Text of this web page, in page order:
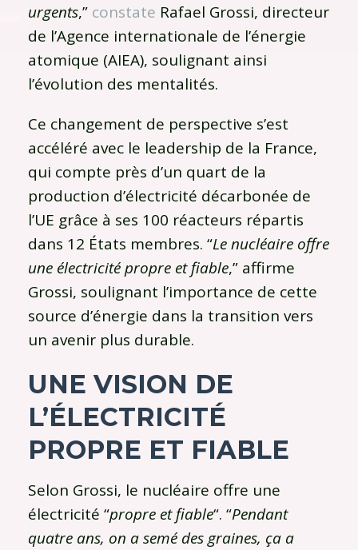
urgents,” constate Rafael Grossi, directeur
de l’Agence internationale de l’énergie
atomique (AIEA), soulignant ainsi
l’évolution des mentalités.
Ce changement de perspective s’est
accéléré avec le leadership de la France,
qui compte près d’un quart de la
production d’électricité décarbonée de
l’UE grâce à ses 100 réacteurs répartis
dans 12 États membres. “Le nucléaire offre
une électricité propre et fiable,” affirme
Grossi, soulignant l’importance de cette
source d’énergie dans la transition vers
un avenir plus durable.
UNE VISION DE
L’ÉLECTRICITÉ
PROPRE ET FIABLE
Selon Grossi, le nucléaire offre une
électricité “propre et fiable“. “Pendant
quatre ans, on a semé des graines, ça a